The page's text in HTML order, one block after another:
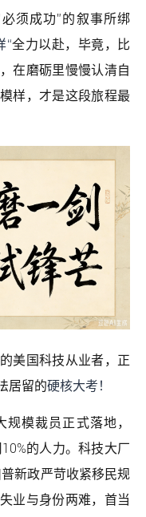
须成功”的叙事所绑
“全力以赴，毕竟，比
在磨砺里慢慢认清自
样，才是这段旅程最
美国科技从业者，正
居留的硬核大考！
模裁员正式落地，
的人力。科技大厂
新政严苛收紧移民规
业与身份两难，首当